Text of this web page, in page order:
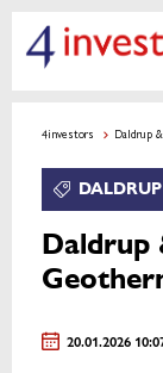
4investors Daldrup
Daldrup
20.01.2026